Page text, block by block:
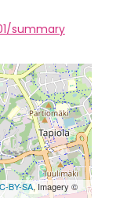
summary
BY-SA, Imagery ©